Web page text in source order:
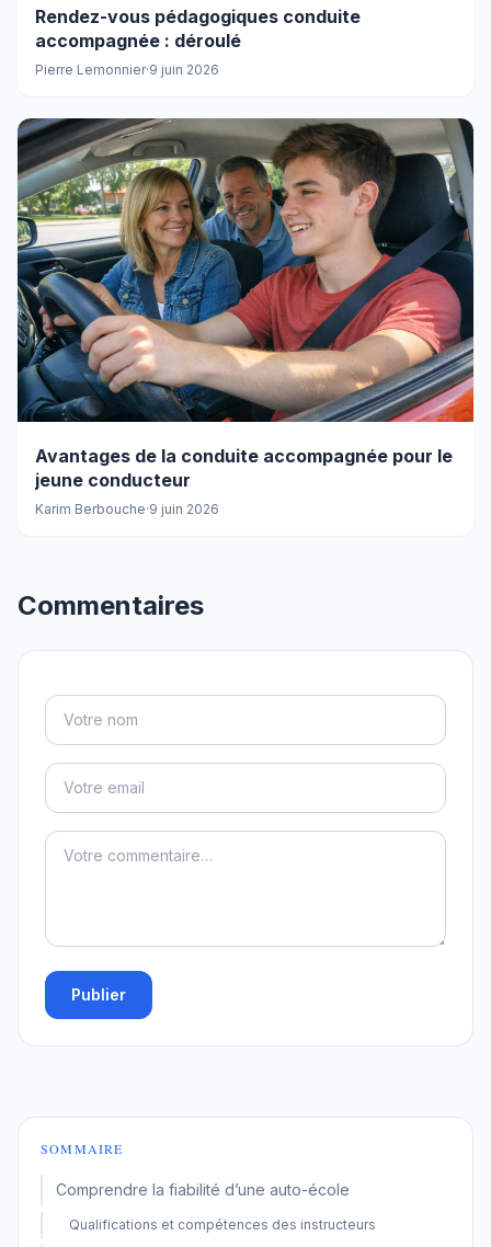
Rendez-vous pédagogiques conduite
accompagnée : déroulé
Pierre Lemonnier·9 juin 2026
Avantages de la conduite accompagnée pour le
jeune conducteur
Karim Berbouche·9 juin 2026
Commentaires
Publier
SOMMAIRE
Comprendre la fiabilité d’une auto-école
Qualifications et compétences des instructeurs